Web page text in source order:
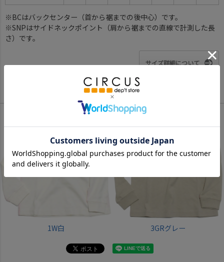
※BCはバックセンター（首から裾までの後中心）です。
※SNPはサイドネックポイント（肩から裾までの直線で計測した長
さ）です。
サイズ詳細について
1W白 3GRグレー